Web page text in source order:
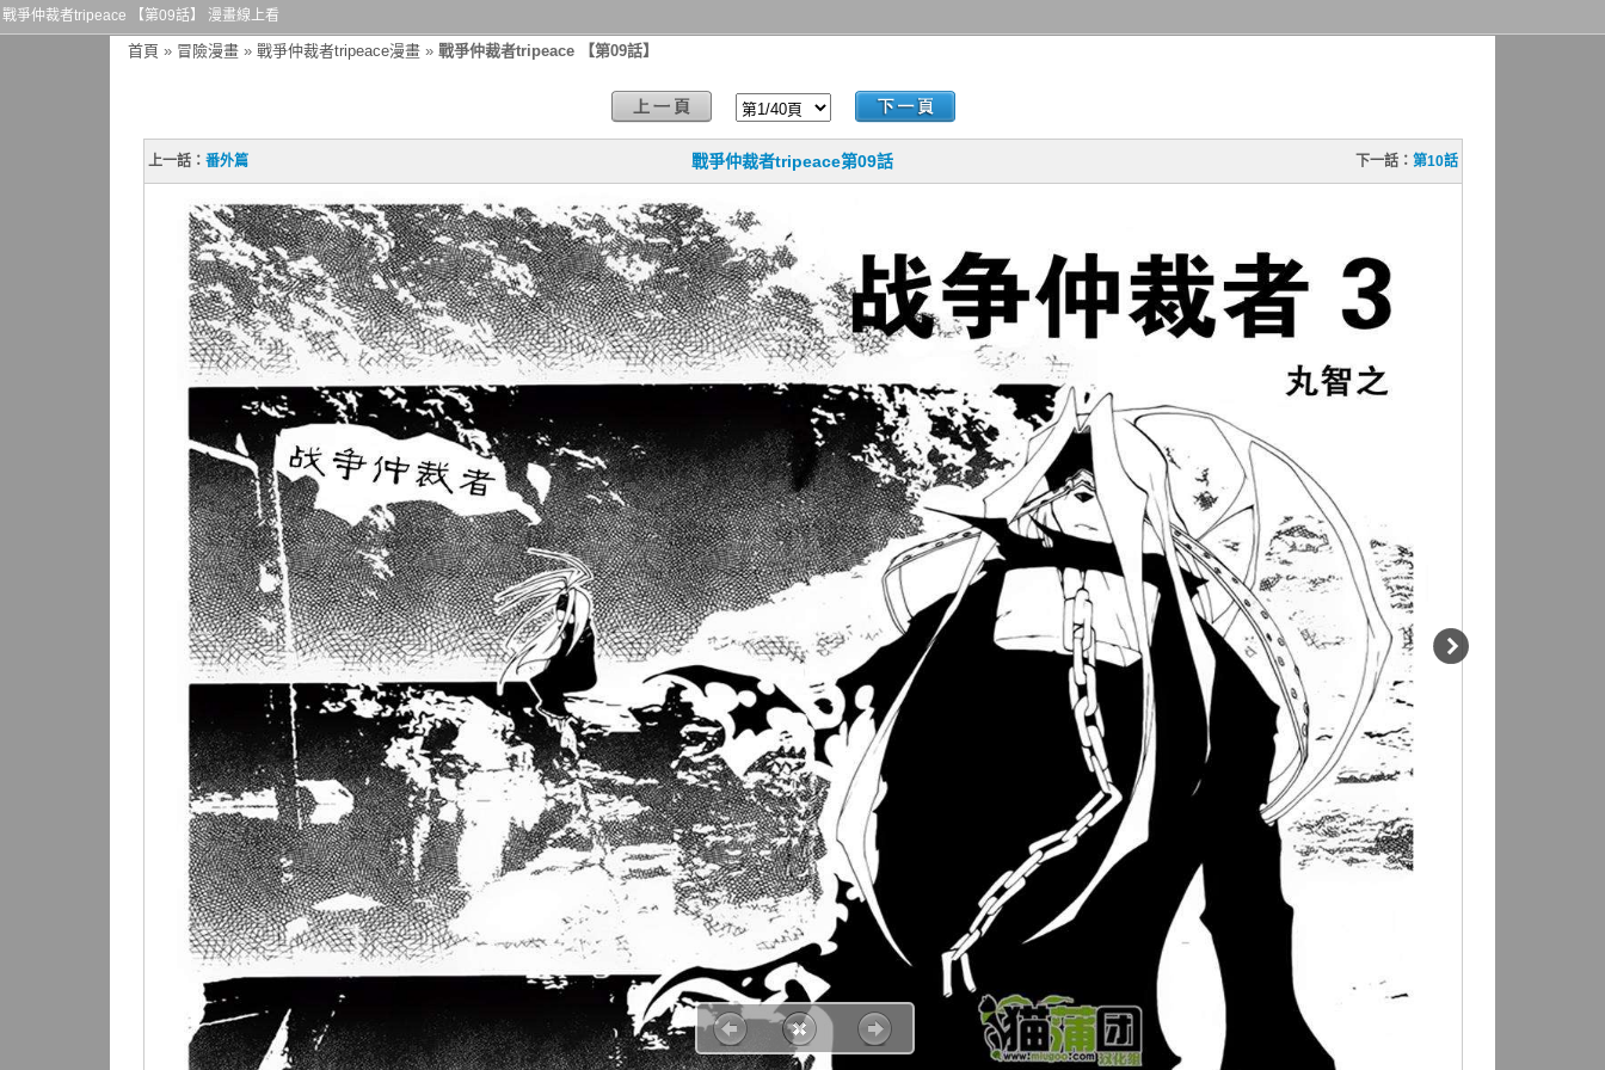
戰爭仲裁者tripeace 【第09話】 漫畫線上看
首頁 » 冒險漫畫 » 戰爭仲裁者tripeace漫畫 » 戰爭仲裁者tripeace 【第09話】
上一話： 番外篇 戰爭仲裁者tripeace第09話 下一話： 第10話